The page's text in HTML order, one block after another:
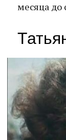
месяца до